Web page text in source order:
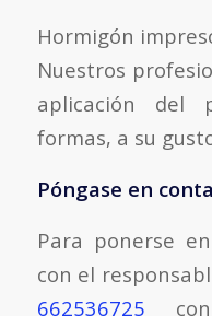
Hormigón
Nuestros
aplicación del
formas, a su
Póngase en
Para ponerse
con el
662536725